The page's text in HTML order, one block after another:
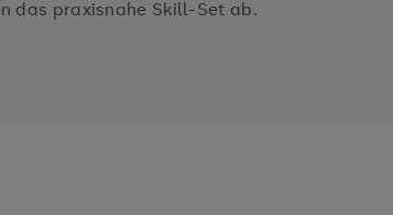
neuester Ansätze kennenlernen
das praxisnahe Skill-Set ab.